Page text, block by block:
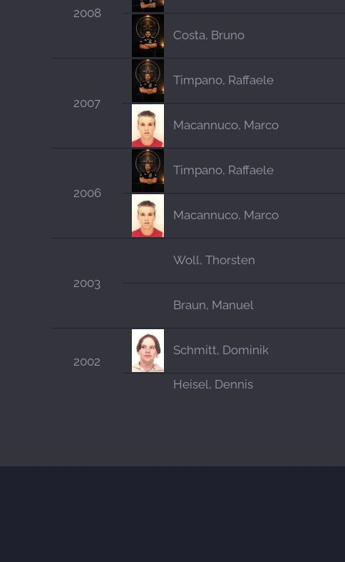
2008
Costa, Bruno
2007
Timpano, Raffaele
Macannuco, Marco
2006
Timpano, Raffaele
Macannuco, Marco
2003
Woll, Thorsten
Braun, Manuel
2002
Schmitt, Dominik
Heisel, Dennis